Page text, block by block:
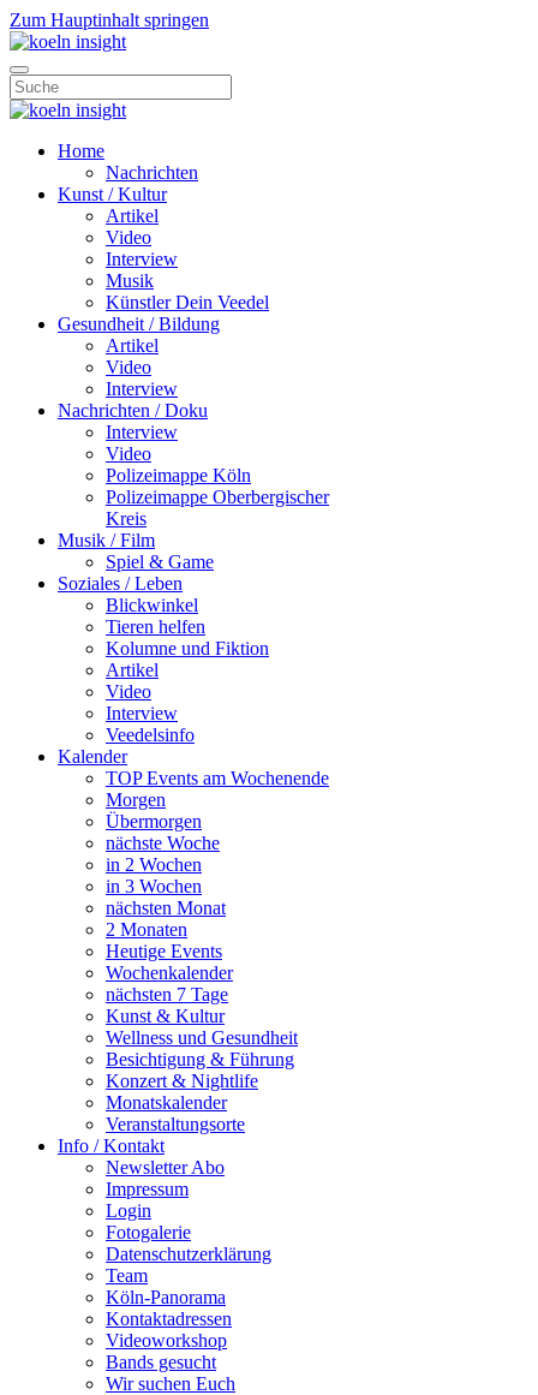
Zum Hauptinhalt springen
Home
Nachrichten
Kunst / Kultur
Artikel
Video
Interview
Musik
Künstler Dein Veedel
Gesundheit / Bildung
Artikel
Video
Interview
Nachrichten / Doku
Interview
Video
Polizeimappe Köln
Polizeimappe Oberbergischer
Kreis
Musik / Film
Spiel & Game
Soziales / Leben
Blickwinkel
Tieren helfen
Kolumne und Fiktion
Artikel
Video
Interview
Veedelsinfo
Kalender
TOP Events am Wochenende
Morgen
Übermorgen
nächste Woche
in 2 Wochen
in 3 Wochen
nächsten Monat
2 Monaten
Heutige Events
Wochenkalender
nächsten 7 Tage
Kunst & Kultur
Wellness und Gesundheit
Besichtigung & Führung
Konzert & Nightlife
Monatskalender
Veranstaltungsorte
Info / Kontakt
Newsletter Abo
Impressum
Login
Fotogalerie
Datenschutzerklärung
Team
Köln-Panorama
Kontaktadressen
Videoworkshop
Bands gesucht
Wir suchen Euch